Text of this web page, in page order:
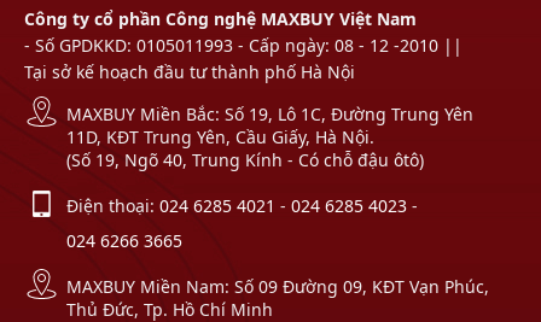
Công ty cổ phần Công nghệ MAXBUY Việt Nam
- Số GPDKKD: 0105011993 - Cấp ngày: 08 - 12 -2010 ||
Tại sở kế hoạch đầu tư thành phố Hà Nội
MAXBUY Miền Bắc: Số 19, Lô 1C, Đường Trung Yên
11D, KĐT Trung Yên, Cầu Giấy, Hà Nội.
(Số 19, Ngõ 40, Trung Kính - Có chỗ đậu ôtô)
Điện thoại: 024 6285 4021 - 024 6285 4023 -
024 6266 3665
MAXBUY Miền Nam: Số 09 Đường 09, KĐT Vạn Phúc,
Thủ Đức, Tp. Hồ Chí Minh